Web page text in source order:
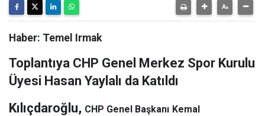
Haber: Temel Irmak
Toplantıya CHP Genel Merkez Spor Kurulu
Üyesi Hasan Yaylalı da Katıldı
Kılıçdaroğlu, CHP Genel Başkanı Kemal